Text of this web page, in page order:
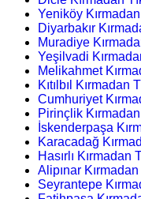
Yeniköy Kırmadan
Diyarbakır
Muradiye
Yeşilvadi
Melikahmet
Kıtılbıl Kırmadan
Cumhuriyet
Pirinçlik Kırmadan
İskenderpaşa
Karacadağ
Hasırlı Kırmadan
Alipınar Kırmadan
Seyrantepe